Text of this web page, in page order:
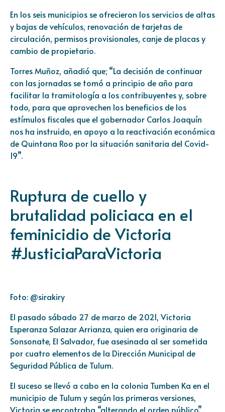
En los seis municipios se ofrecieron los servicios de altas
y bajas de vehículos, renovación de tarjetas de
circulación, permisos provisionales, canje de placas y
cambio de propietario.
Torres Muñoz, añadió que; “La decisión de continuar
con las jornadas se tomó a principio de año para
facilitar la tramitología a los contribuyentes y, sobre
todo, para que aprovechen los beneficios de los
estímulos fiscales que el gobernador Carlos Joaquín
nos ha instruido, en apoyo a la reactivación económica
de Quintana Roo por la situación sanitaria del Covid-
19”.
Ruptura de cuello y
brutalidad policiaca en el
feminicidio de Victoria
#JusticiaParaVictoria
Foto: @sirakiry
El pasado sábado 27 de marzo de 2021, Victoria
Esperanza Salazar Arrianza, quien era originaria de
Sonsonate, El Salvador, fue asesinada al ser sometida
por cuatro elementos de la Dirección Municipal de
Seguridad Pública de Tulum.
El suceso se llevó a cabo en la colonia Tumben Ka en el
municipio de Tulum y según las primeras versiones,
Victoria se encontraba “alterando el orden público”,